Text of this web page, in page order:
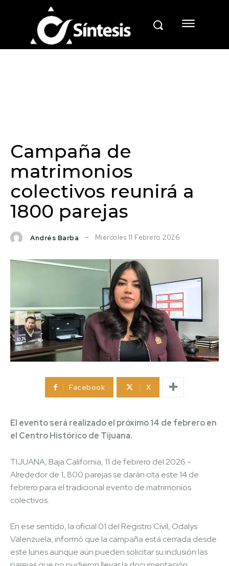
Campaña de
matrimonios
colectivos reunirá a
1800 parejas
Andrés Barba Miércoles 11 Febrero 2026
Facebook X
El evento será realizado el próximo 14 de febrero en
el Centro Histórico de Tijuana.
TIJUANA, Baja California, 11 de febrero del 2026.-
Alrededor de 1, 800 parejas se darán cita este 14 de
febrero para el tradicional evento de matrimonios
colectivos.
En ese sentido, la oficial 01 del Registro Civil, Odalys
Valenzuela, informó que la campaña está cerrada desde
este lunes aunque aún pueden solicitar su inclusión las